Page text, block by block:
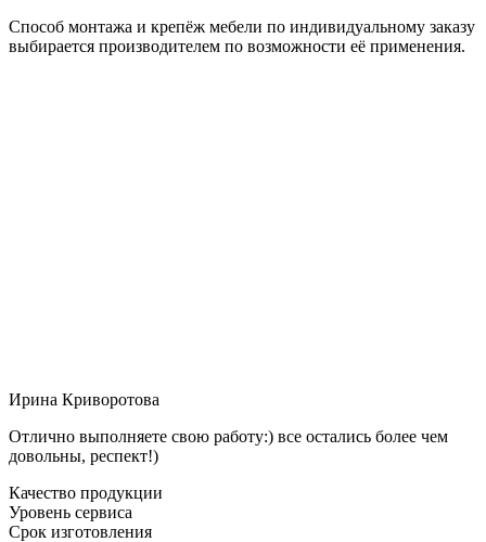
Способ монтажа и крепёж мебели по индивидуальному заказу
выбирается производителем по возможности её применения.
Ирина Криворотова
Отлично выполняете свою работу:) все остались более чем
довольны, респект!)
Качество продукции
Уровень сервиса
Срок изготовления